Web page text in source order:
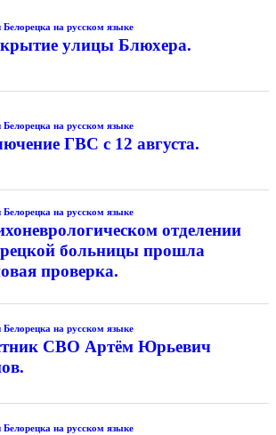
Белорецка на русском языке
улицы Блюхера.
Белорецка на русском языке
ГВС с 12 августа.
Белорецка на русском языке
отделении
больницы прошла
проверка.
Белорецка на русском языке
СВО Артём Юрьевич
Белорецка на русском языке